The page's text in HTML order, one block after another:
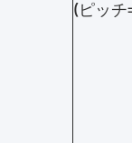
(ピッ